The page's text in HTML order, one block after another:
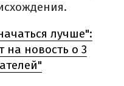
лучше":
на новость о 3